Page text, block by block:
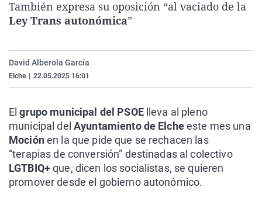
La rosa de los vientos
Como el perro y el
Caso
Equipo de
Extremadura
La Rioja
País Vasco
Virales
Elecciones
También expresa su oposición “al vaciado de la
Ley Trans autonómica”
David Alberola García
Elche 22.05.2025 16:01
Elgrupo municipal del PSOElleva al pleno
municipal del Ayuntamiento de Elcheeste mes una
Mociónen la que pide que se rechacen las
“terapias de conversión” destinadas al colectivo
LGTBIQ+que, dicen los socialistas, se quieren
promover desde el gobierno autonómico.